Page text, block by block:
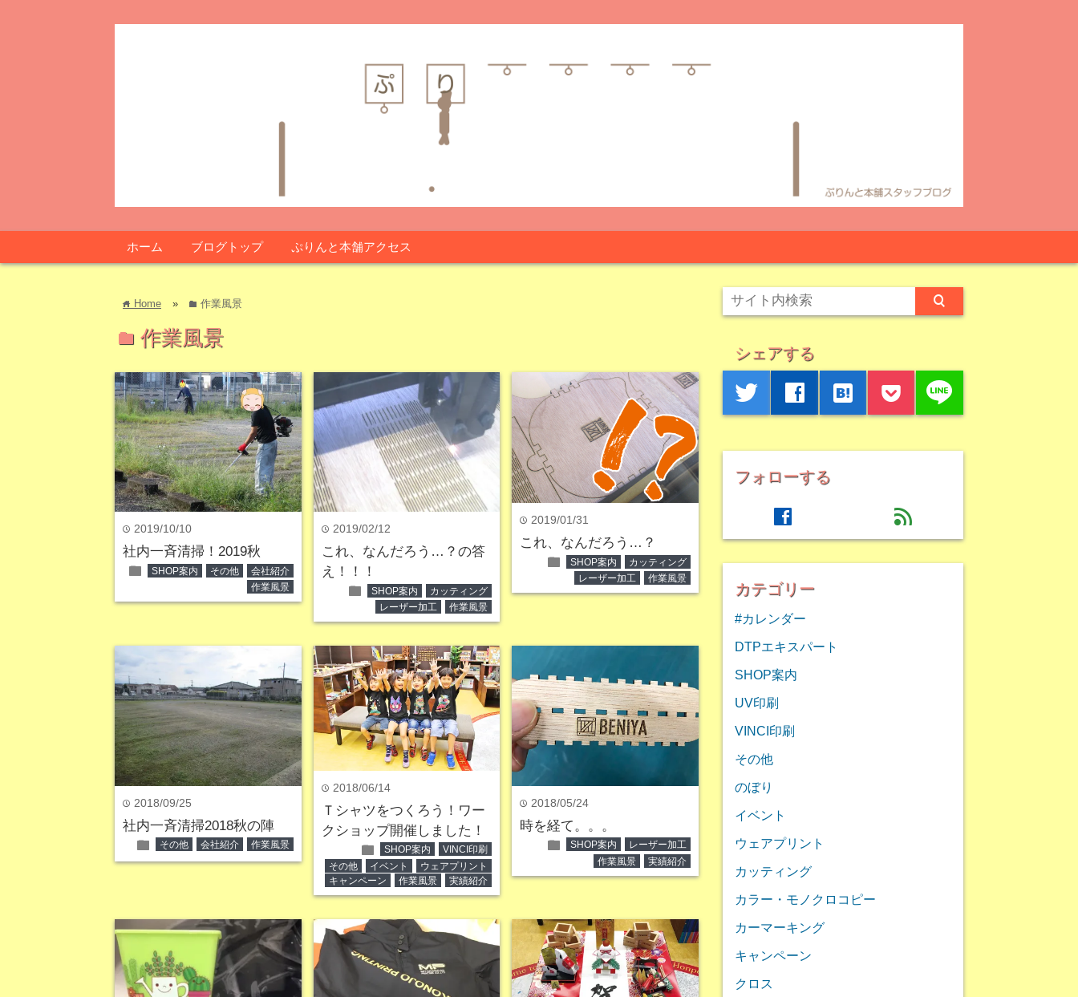
ホーム ブログトップ ぷりんと本舗アクセス
home Home » folder 作業風景
folder 作業風景
time 2019/10/10
社内一斉清掃！2019秋
folder SHOP案内 その他
会社紹介
作業風景
time 2019/02/12
これ、なんだろう…？の答
え！！！
folder SHOP案内
カッティング
レーザー加工
作業風景
time 2019/01/31
これ、なんだろう…？
folder SHOP案内
カッティング
レーザー加工
作業風景
time 2018/09/25
社内一斉清掃2018秋の陣
folder その他 会社紹介 作業風景
time 2018/06/14
Ｔシャツをつくろう！ワー
クショップ開催しました！
folder SHOP案内
VINCI印刷
その他
イベント
ウェアプリント
キャンペーン
作業風景 実績紹介
time 2018/05/24
時を経て。。。
folder SHOP案内
レーザー加工
作業風景
実績紹介
シェアする
twitter facebook hatenabookmark line
フォローする
facebook feed
カテゴリー
#カレンダー
DTPエキスパート
SHOP案内
UV印刷
VINCI印刷
その他
のぼり
イベント
ウェアプリント
カッティング
カラー・モノクロコピー
カーマーキング
キャンペーン
クロス